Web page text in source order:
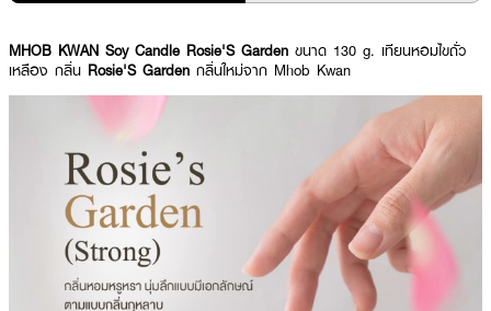
MHOB KWAN Soy Candle Rosie'S Garden ขนาด 130 g. เทียนหอมไขถั่ว
เหลือง กลิ่น Rosie'S Garden กลิ่นใหม่จาก Mhob Kwan